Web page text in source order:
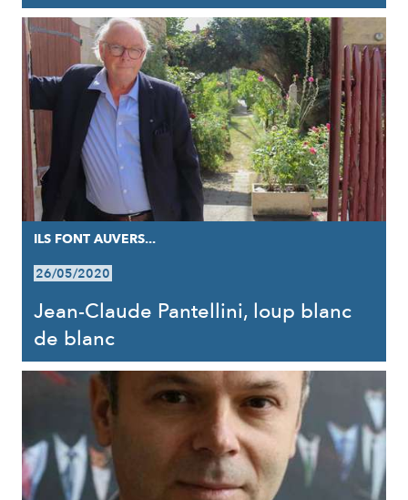
ILS FONT AUVERS...
26/05/2020
Jean-Claude Pantellini, loup blanc
de blanc